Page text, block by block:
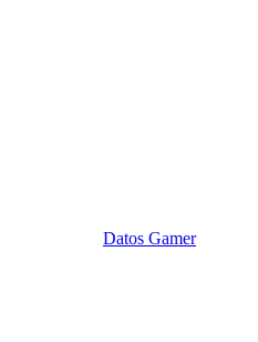
Datos Gamer